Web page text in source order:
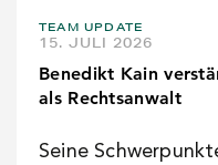
TEAM UPDATE
15. JULI 2026
Benedikt Kain
als Rechtsanwalt
Seine